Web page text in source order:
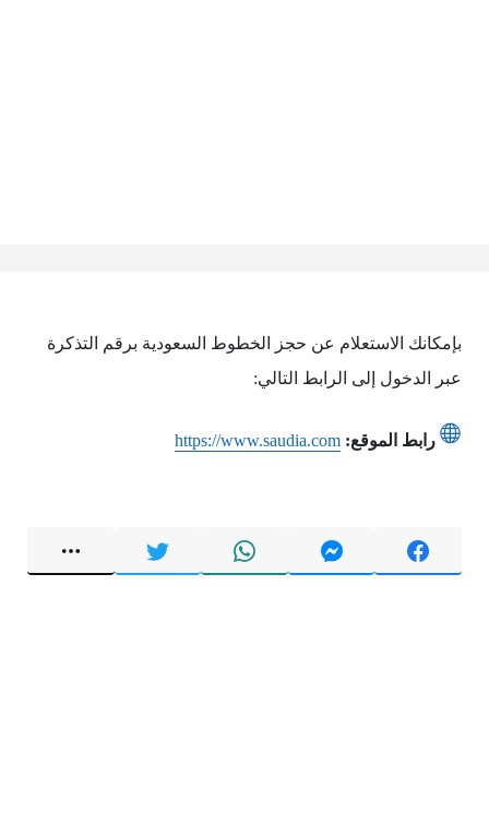
بإمكانك الاستعلام عن حجز الخطوط السعودية برقم التذكرة
عبر الدخول إلى الرابط التالي:
رابط الموقع: https://www.saudia.com